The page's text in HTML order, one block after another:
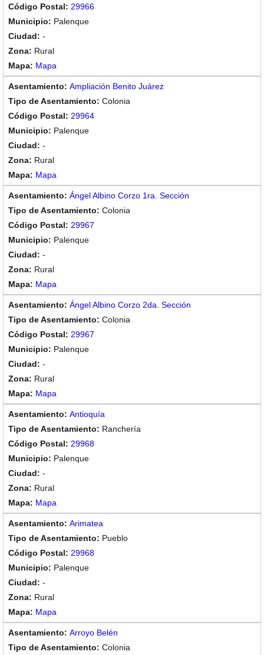
29966
Palenque
-
Rural
Mapa
Ampliación Benito Juárez
Colonia
29964
Palenque
-
Rural
Mapa
Ángel Albino Corzo 1ra. Sección
Colonia
29967
Palenque
-
Rural
Mapa
Ángel Albino Corzo 2da. Sección
Colonia
29967
Palenque
-
Rural
Mapa
Antioquía
Ranchería
29968
Palenque
-
Rural
Mapa
Arimatea
Pueblo
29968
Palenque
-
Rural
Mapa
Arroyo Belén
Colonia